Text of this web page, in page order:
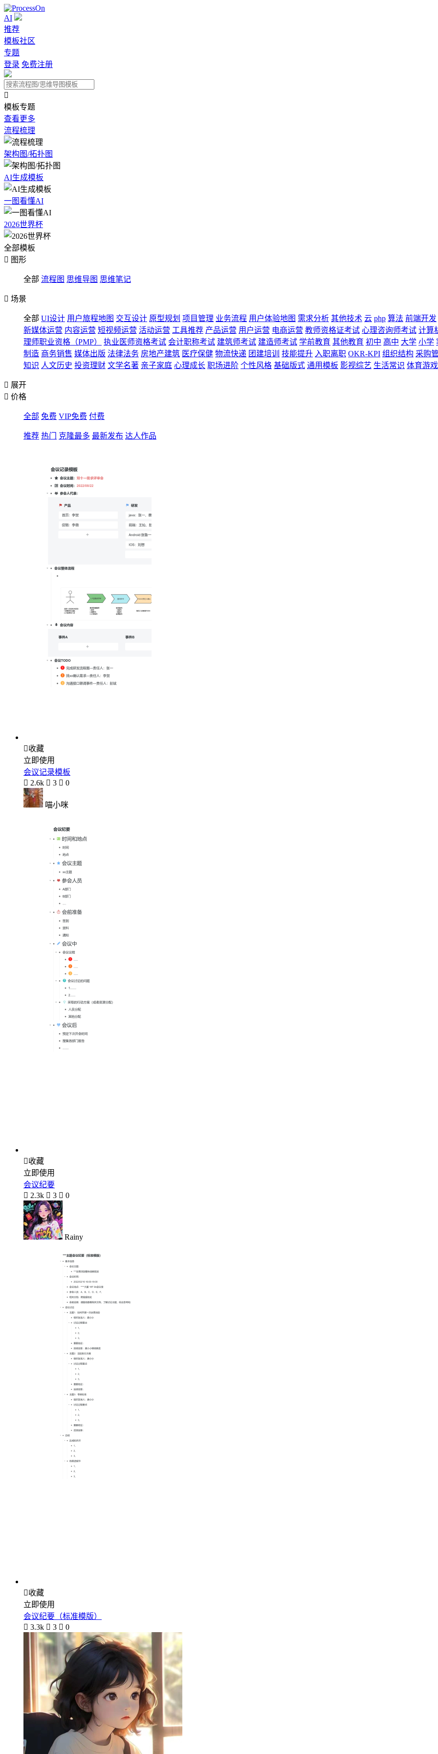
AI
推荐
模板社区
专题
登录 免费注册

模板专题
查看更多
流程梳理
架构图/拓扑图
AI生成模板
一图看懂AI
2026世界杯
全部模板
 图形
全部 流程图 思维导图 思维笔记
 场景
全部 UI设计 用户旅程地图 交互设计 原型规划 项目管理 业务流程 用户体验地图 需求分析 其他技术 云 php 算法 前端开发
新媒体运营 内容运营 短视频运营 活动运营 工具推荐 产品运营 用户运营 电商运营 教师资格证考试 心理咨询师考试 计算
理师职业资格（PMP）
执业医师资格考试 会计职称考试 建筑师考试 建造师考试 学前教育 其他教育 初中 高中 大学 小学
制造 商务销售 媒体出版 法律法务 房地产建筑 医疗保健 物流快递 团建培训 技能提升 入职离职 OKR-KPI 组织结构 采购
知识 人文历史 投资理财 文学名著 亲子家庭 心理成长 职场进阶 个性风格 基础版式 通用模板 影视综艺 生活常识 体育游戏
 展开
 价格
全部 免费 VIP免费 付费
推荐 热门 克隆最多 最新发布 达人作品
收藏
立即使用
会议记录模板
 2.6k  3  0
喵小咪
收藏
立即使用
会议纪要
 2.3k  3  0
Rainy
收藏
立即使用
会议纪要（标准模版）
 3.3k  3  0